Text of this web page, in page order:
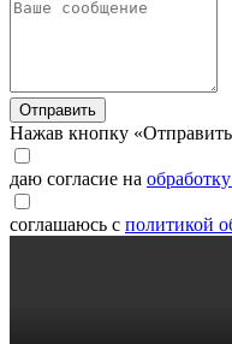
Отправить
Нажав кнопку
даю согласие на
соглашаюсь с политикой